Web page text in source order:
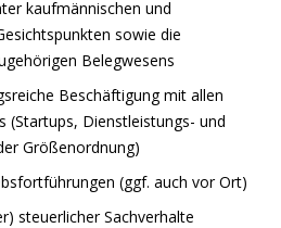
kaufmännischen und
sowie die
Belegwesens
Beschäftigung mit allen
(Startups, Dienstleistungs- und
Größenordnung)
(ggf. auch vor Ort)
steuerlicher Sachverhalte